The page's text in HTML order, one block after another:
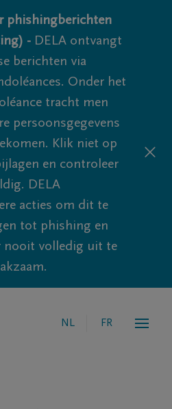
phishingberichten
- DELA ontvangt
berichten via
Onder het
tracht men
persoonsgegevens
Klik niet op
en controleer
DELA
acties om dit te
tot phishing en
nooit volledig uit te
NL FR